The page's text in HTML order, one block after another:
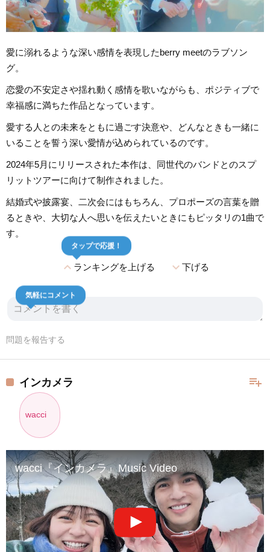
愛に溺れるような深い感情を表現したberry meetのラブソン
グ。
恋愛の不安定さや揺れ動く感情を歌いながらも、ポジティブで
幸福感に満ちた作品となっています。
愛する人との未来をともに過ごす決意や、どんなときも一緒に
いることを誓う深い愛情が込められているのです。
2024年5月にリリースされた本作は、同世代のバンドとのスプ
リットツアーに向けて制作されました。
結婚式や披露宴、二次会にはもちろん、プロポーズの言葉を贈
るときや、大切な人へ思いを伝えたいときにもピッタリの1曲で
す。
expand_lessランキングを上げる
タップで応援！
expand_more下げる
気軽にコメント
問題を報告する
playlist_add
インカメラ
wacci
wacci『インカメラ』Music Video